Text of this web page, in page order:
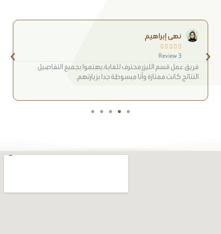
نهى إبراهيم





3 Review
فريق عمل قسم الليزر محترف للغاية.يهتموا بجميع التفاصيل
النتائج كانت ممتازة وأنا مبسوطة جدا بزيارتهم.